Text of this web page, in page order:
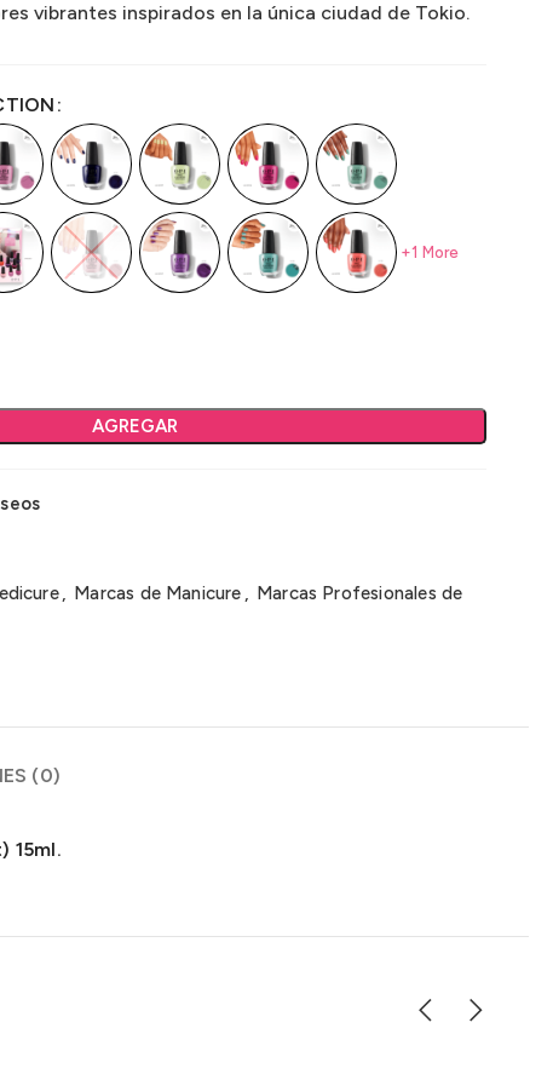
vibrantes inspirados en la única ciudad de Tokio.
+1 More
AGREGAR
, Marcas de Manicure , Marcas Profesionales de
(0)
15ml.